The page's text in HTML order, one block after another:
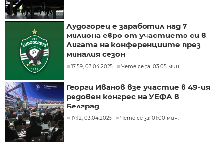
Лудогорец е заработил над 7
милиона евро от участието си в
Лигата на конференциите през
миналия сезон
17:59, 03.04.2025 Чете се за: 03:05 мин.
Георги Иванов взе участие в 49-ия
редовен конгрес на УЕФА в
Белград
17:12, 03.04.2025 Чете се за: 01:00 мин.